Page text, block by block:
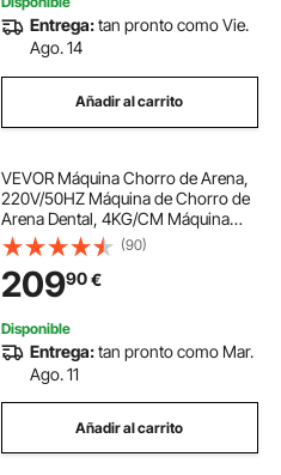
Entrega:tan pronto como Vie.
Ago. 14
Añadir al carrito
VEVOR Máquina Chorro de Arena,
220V/50HZ Máquina de Chorro de
Arena Dental, 4KG/CM Máquina
Profesional para Limpieza con
Chorro de Arena con 2 Tanques
para Industria Dental
(90)
20990€
Disponible
Entrega:tan pronto como Mar.
Ago. 11
Añadir al carrito